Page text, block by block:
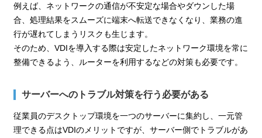
例えば、ネットワークの通信が不安定な場合やダウンした場
合、処理結果をスムーズに端末へ転送できなくなり、業務の進
行が遅れてしまうリスクも生じます。
そのため、VDIを導入する際は安定したネットワーク環境を常に
整備できるよう、ルーターを利用するなどの対策も必要です。
サーバーへのトラブル対策を行う必要がある
従業員のデスクトップ環境を一つのサーバーに集約し、一元管
理できる点はVDIのメリットですが、サーバー側でトラブルがあ